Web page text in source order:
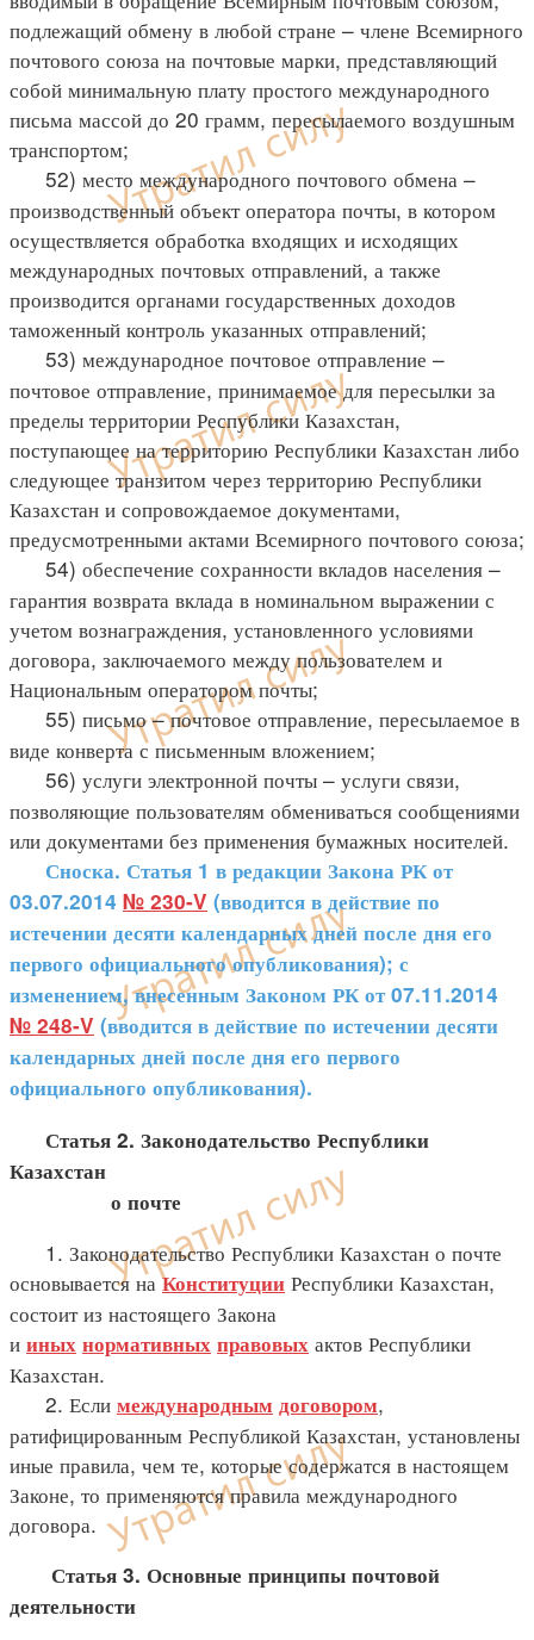
подлежащий обмену в любой стране – члене Всемирного
почтового союза на почтовые марки, представляющий
собой минимальную плату простого международного
письма массой до 20 грамм, пересылаемого воздушным
транспортом;
52) место международного почтового обмена –
производственный объект оператора почты, в котором
осуществляется обработка входящих и исходящих
международных почтовых отправлений, а также
производится органами государственных доходов
таможенный контроль указанных отправлений;
53) международное почтовое отправление –
почтовое отправление, принимаемое для пересылки за
пределы территории Республики Казахстан,
поступающее на территорию Республики Казахстан либо
следующее транзитом через территорию Республики
Казахстан и сопровождаемое документами,
предусмотренными актами Всемирного почтового союза;
54) обеспечение сохранности вкладов населения –
гарантия возврата вклада в номинальном выражении с
учетом вознаграждения, установленного условиями
договора, заключаемого между пользователем и
Национальным оператором почты;
55) письмо – почтовое отправление, пересылаемое в
виде конверта с письменным вложением;
56) услуги электронной почты – услуги связи,
позволяющие пользователям обмениваться сообщениями
или документами без применения бумажных носителей.
Сноска. Статья 1 в редакции Закона РК от
03.07.2014 № 230-V (вводится в действие по
истечении десяти календарных дней после дня его
первого официального опубликования); с
изменением, внесенным Законом РК от 07.11.2014
№ 248-V (вводится в действие по истечении десяти
календарных дней после дня его первого
официального опубликования).
Статья 2. Законодательство Республики
Казахстан
о почте
1. Законодательство Республики Казахстан о почте
основывается наКонституции Республики Казахстан,
состоит из настоящего Закона
и иных нормативных правовых актов Республики
Казахстан.
2. Если международным договором,
ратифицированным Республикой Казахстан, установлены
иные правила, чем те, которые содержатся в настоящем
Законе, то применяются правила международного
договора.
Статья 3. Основные принципы почтовой
деятельности